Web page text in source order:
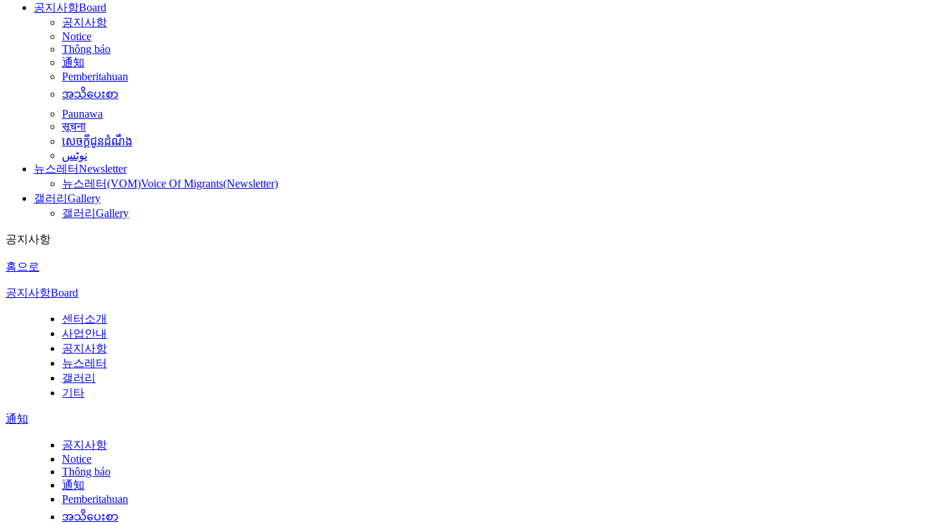
공지사항Board
공지사항
Notice
Thông báo
通知
Pemberitahuan
အသိပေးစာ
Paunawa
सूचना
សេចក្តីជូនដំណឹង
نوٹس
뉴스레터Newsletter
뉴스레터(VOM)Voice Of Migrants(Newsletter)
갤러리 Gallery
갤러리 Gallery
공지사항
홈으로
공지사항Board
센터소개
사업안내
공지사항
뉴스레터
갤러리
기타
通知
공지사항
Notice
Thông báo
通知
Pemberitahuan
အသိပေးစာ